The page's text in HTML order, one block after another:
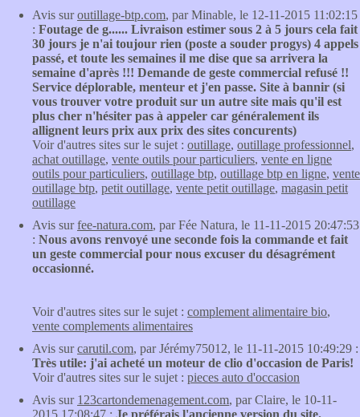
Avis suroutillage-btp.com, par Minable, le 12-11-2015 11:02:15
: Foutage de g...... Livraison estimer sous 2 à 5 jours cela fait
30 jours je n'ai toujour rien (poste a souder progys) 4 appels
passé, et toute les semaines il me dise que sa arrivera la
semaine d'après !!! Demande de geste commercial refusé !!
Service déplorable, menteur et j'en passe. Site à bannir (si
vous trouver votre produit sur un autre site mais qu'il est
plus cher n'hésiter pas à appeler car généralement ils
allignent leurs prix aux prix des sites concurents)
Voir d'autres sites sur le sujet : outillage, outillage professionnel,
achat outillage, vente outils pour particuliers, vente en ligne
outils pour particuliers, outillage btp, outillage btp en ligne, vente
outillage btp, petit outillage, vente petit outillage, magasin petit
outillage
Avis surfee-natura.com, par Fée Natura, le 11-11-2015 20:47:53
: Nous avons renvoyé une seconde fois la commande et fait
un geste commercial pour nous excuser du désagrément
occasionné.
Voir d'autres sites sur le sujet : complement alimentaire bio,
vente complements alimentaires
Avis surcarutil.com, par Jérémy75012, le 11-11-2015 10:49:29 :
Très utile: j'ai acheté un moteur de clio d'occasion de Paris!
Voir d'autres sites sur le sujet : pieces auto d'occasion
Avis sur 123cartondemenagement.com, par Claire, le 10-11-
2015 17:08:47 : Je préférais l'ancienne version du site.